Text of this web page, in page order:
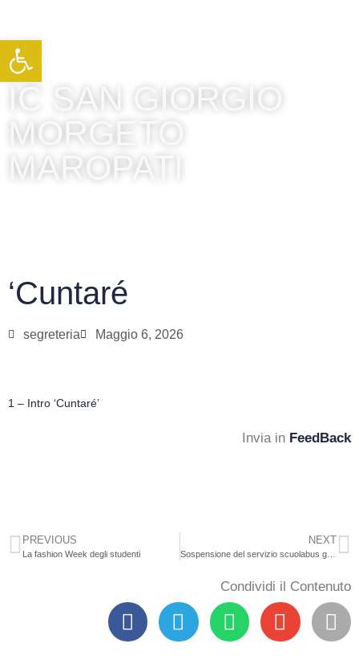
IC SAN GIORGIO
MORGETO
MAROPATI
‘Cuntaré
segreteria Maggio 6, 2026
1 – Intro ‘Cuntaré’
Invia in FeedBack
PREVIOUS
La fashion Week degli studenti
NEXT
Sospensione del servizio scuolabus guidato dal signor Luciano Raso
Condividi il Contenuto
Apri la barra degli strumenti